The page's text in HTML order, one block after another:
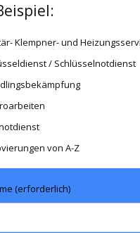
Klempner- und
/ Schlüsselnotdienst
von A-Z
(erforderlich)